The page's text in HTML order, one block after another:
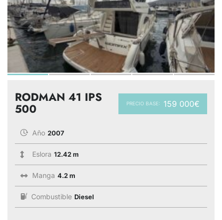
PRECIO BASE: 159 000€
RODMAN 41 IPS
500
Año 2007
Eslora 12.42 m
Manga 4.2 m
Combustible Diesel